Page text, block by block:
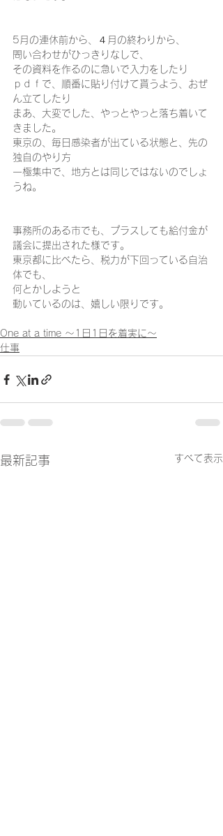
5月の連休前から、４月の終わりから、
問い合わせがひっきりなしで、
その資料を作るのに急いで入力をしたり
ｐｄｆで、順番に貼り付けて貰うよう、おぜ
ん立てしたり
まあ、大変でした、やっとやっと落ち着いて
きました。
東京の、毎日感染者が出ている状態と、先の
独自のやり方
一極集中で、地方とは同じではないのでしょ
うね。
事務所のある市でも、プラスしても給付金が
議会に提出された様です。
東京都に比べたら、税力が下回っている自治
体でも、
何とかしようと
動いているのは、嬉しい限りです。
One at a time ～1日1日を着実に～
仕事
最新記事 すべて表示